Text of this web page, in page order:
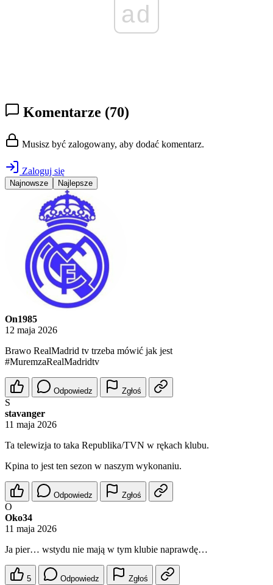
ad
Komentarze (70)
Musisz być zalogowany, aby dodać komentarz.
Zaloguj się
Najnowsze Najlepsze
On1985
12 maja 2026
Brawo RealMadrid tv trzeba mówić jak jest
#MuremzaRealMadridtv
Odpowiedz Zgłoś
S
stavanger
11 maja 2026
Ta telewizja to taka Republika/TVN w rękach klubu.
Kpina to jest ten sezon w naszym wykonaniu.
Odpowiedz Zgłoś
O
Oko34
11 maja 2026
Ja pier… wstydu nie mają w tym klubie naprawdę…
5 Odpowiedz Zgłoś